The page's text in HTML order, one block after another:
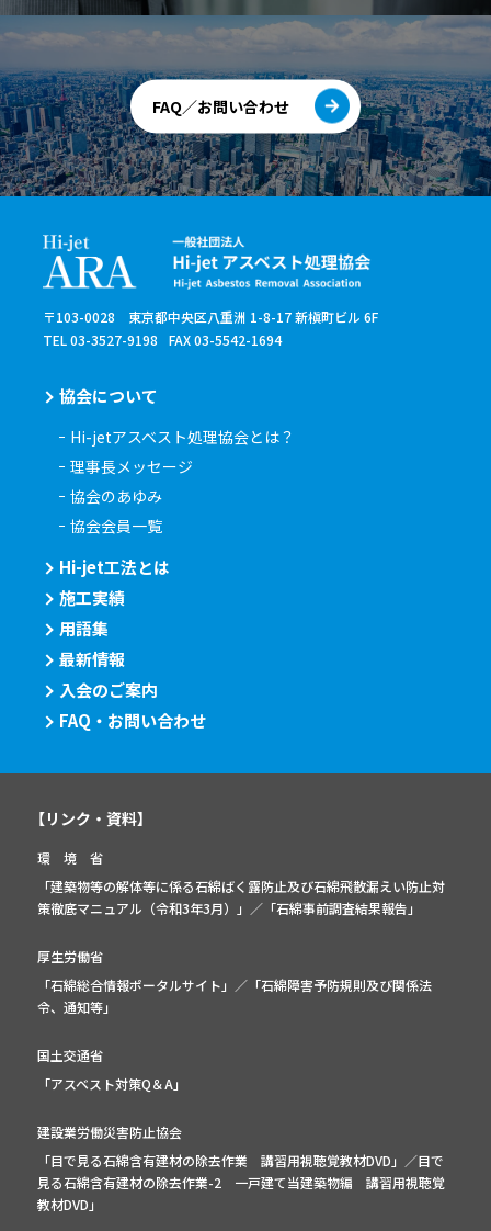
FAQ／お問い合わせ
〒103-0028 東京都中央区八重洲 1-8-17 新槇町ビル 6F
TEL 03-3527-9198
FAX 03-5542-1694
協会について
Hi-jetアスベスト処理協会とは？
理事長メッセージ
協会のあゆみ
協会会員一覧
Hi-jet工法とは
施工実績
用語集
最新情報
入会のご案内
FAQ・お問い合わせ
【リンク・資料】
環 境 省
「建築物等の解体等に係る石綿ばく露防止及び石綿飛散漏えい防止対
策徹底マニュアル（令和3年3月）」 ／「石綿事前調査結果報告」
厚生労働省
「石綿総合情報ポータルサイト」 ／「石綿障害予防規則及び関係法
令、通知等」
国土交通省
「アスベスト対策Q＆A」
建設業労働災害防止協会
「目で見る石綿含有建材の除去作業 講習用視聴覚教材DVD」／目で
見る石綿含有建材の除去作業-2 一戸建て当建築物編 講習用視聴覚
教材DVD」